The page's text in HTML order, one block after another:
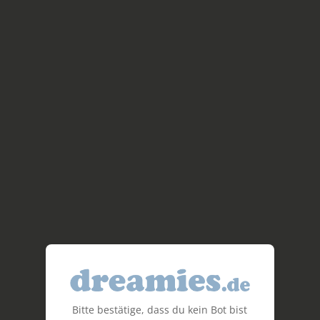
Bitte bestätige, dass du kein Bot bist